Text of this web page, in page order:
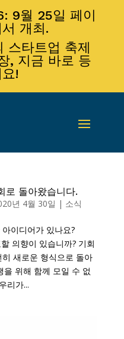
9월 25일 페이
개최.
스타트업 축제
, 지금 바로 등
!
로 돌아왔습니다.
년 4월 30일 | 소식
이디어가 있나요?
의향이 있습니까? 기회
새로운 형식으로 돌아
을 위해 함께 모일 수 없
리가...